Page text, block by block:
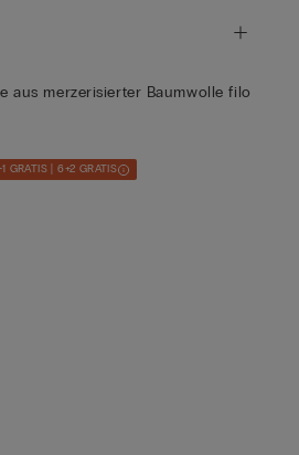
aus merzerisierter Baumwolle filo
GRATIS | 6+2 GRATIS